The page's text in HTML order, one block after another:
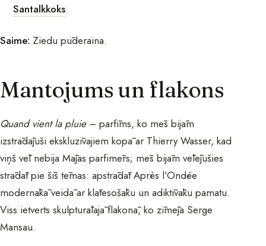
Santalkkoks.
Saime: Ziedu pūderaina.
Mantojums un flakons
Quand vient la pluie– parfīms, ko mēs bijām
izstrādājuši ekskluzīvajiem kopā ar Thierry Wasser, kad
viņš vēl nebija Mājas parfimērs; mēs bijām vēlējušies
strādāt pie šīs tēmas: apstrādāt Après l’Ondée
modernākā veidā ar klātesošāku un adiktīvāku pamatu.
Viss ietverts skulpturālajā flakonā, ko zīmēja Serge
Mansau.